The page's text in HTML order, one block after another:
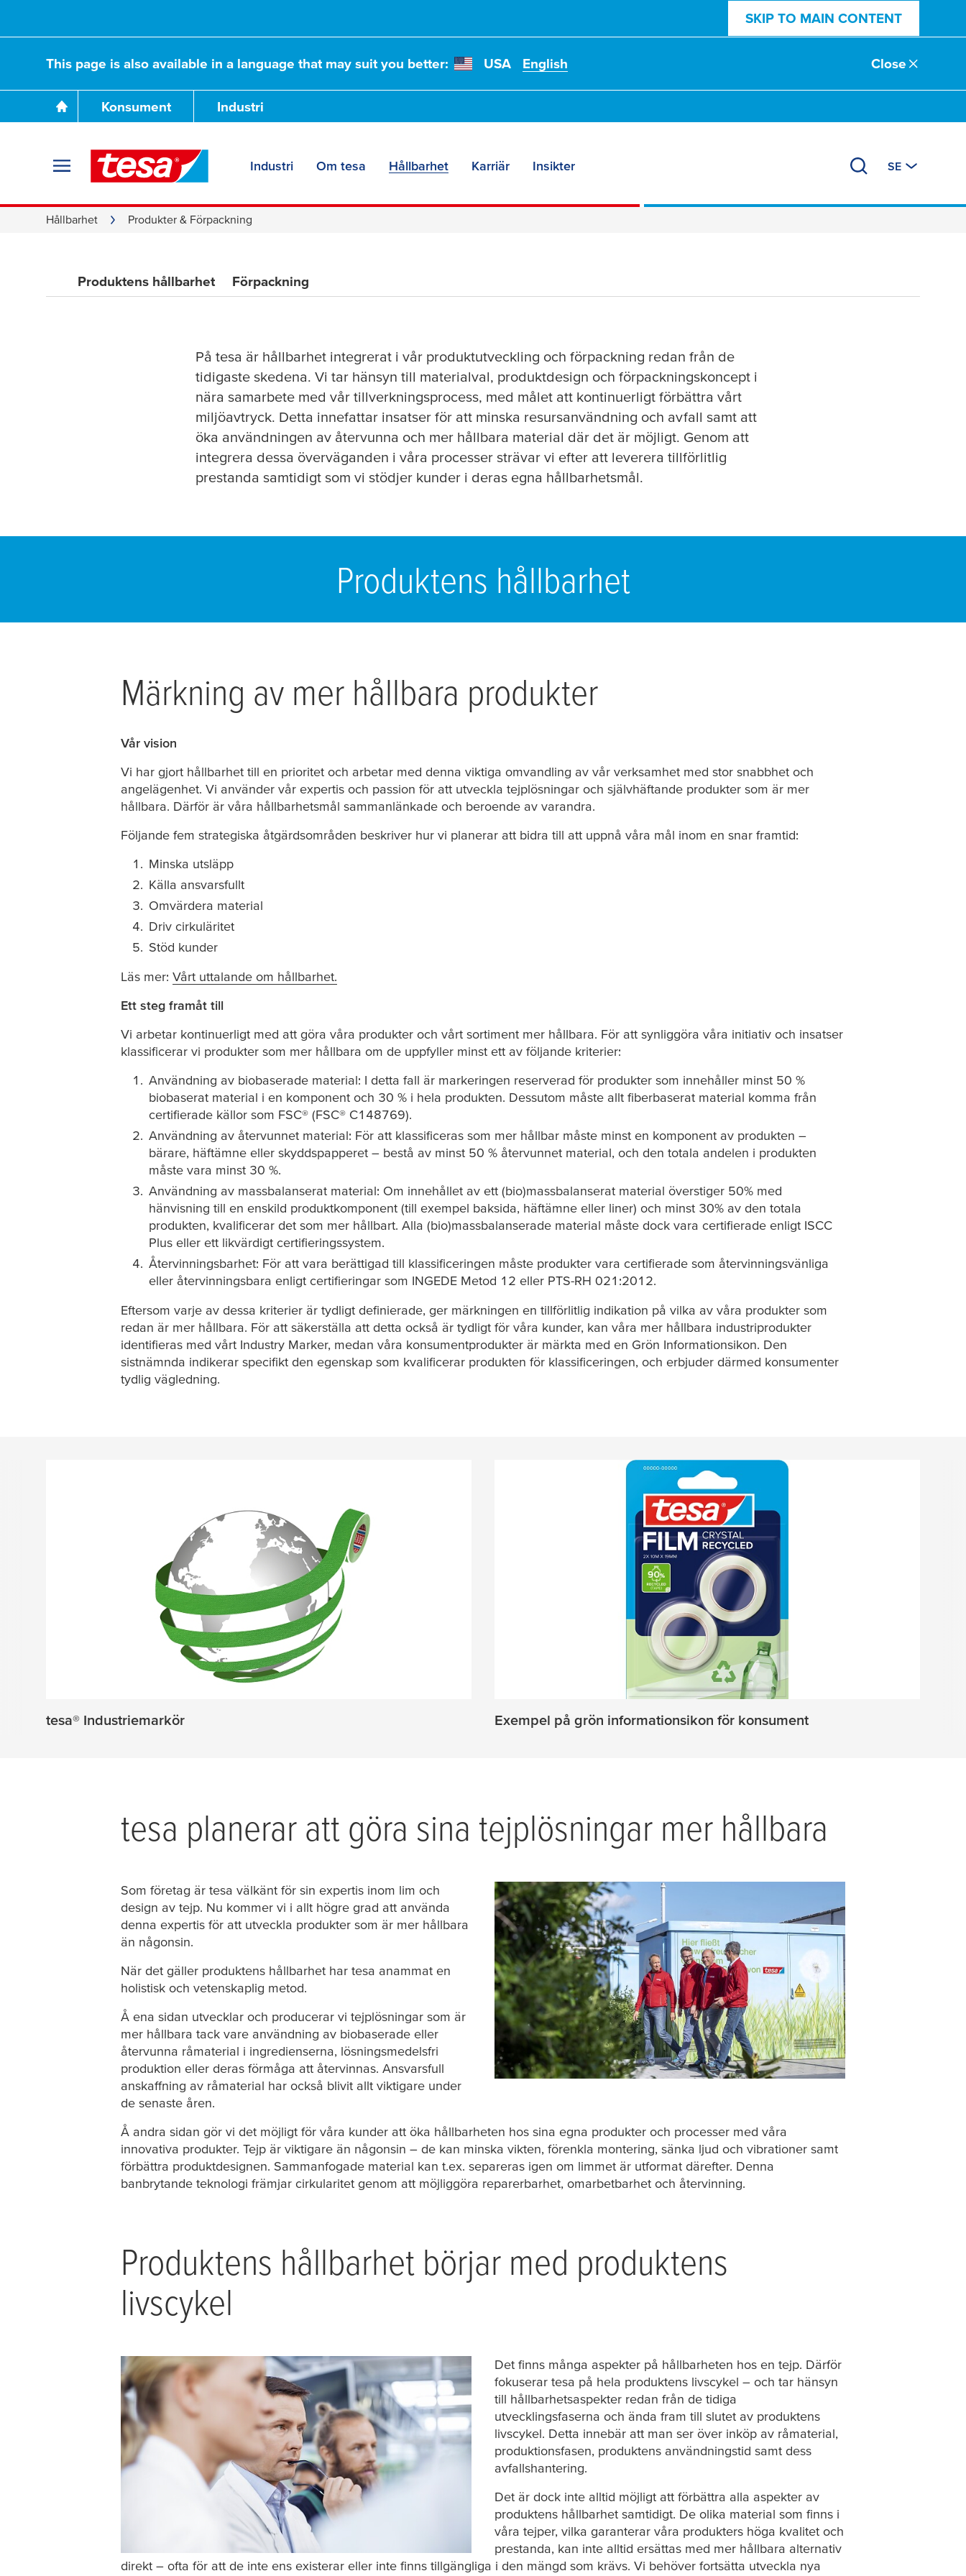
SKIP TO MAIN CONTENT
This page is also available in a language that may suit you better: USA English Close
Konsument Industri
Industri Om tesa Hållbarhet Karriär Insikter SE
Hållbarhet Produkter & Förpackning
Produkter & Förpackningar
Produktens hållbarhet Förpackning
På tesa är hållbarhet integrerat i vår produktutveckling och förpackning redan från de
tidigaste skedena. Vi tar hänsyn till materialval, produktdesign och förpackningskoncept i
nära samarbete med vår tillverkningsprocess, med målet att kontinuerligt förbättra vårt
miljöavtryck. Detta innefattar insatser för att minska resursanvändning och avfall samt att
öka användningen av återvunna och mer hållbara material där det är möjligt. Genom att
integrera dessa överväganden i våra processer strävar vi efter att leverera tillförlitlig
prestanda samtidigt som vi stödjer kunder i deras egna hållbarhetsmål.
Produktens hållbarhet
Märkning av mer hållbara produkter
Vår vision
Vi har gjort hållbarhet till en prioritet och arbetar med denna viktiga omvandling av vår verksamhet med stor snabbhet och
angelägenhet. Vi använder vår expertis och passion för att utveckla tejplösningar och självhäftande produkter som är mer
hållbara. Därför är våra hållbarhetsmål sammanlänkade och beroende av varandra.
Följande fem strategiska åtgärdsområden beskriver hur vi planerar att bidra till att uppnå våra mål inom en snar framtid:
Minska utsläpp
Källa ansvarsfullt
Omvärdera material
Driv cirkuläritet
Stöd kunder
Läs mer: Vårt uttalande om hållbarhet.​
Ett steg framåt till
Vi arbetar kontinuerligt med att göra våra produkter och vårt sortiment mer hållbara. För att synliggöra våra initiativ och insatser
klassificerar vi produkter som mer hållbara om de uppfyller minst ett av följande kriterier:
Användning av biobaserade material: I detta fall är markeringen reserverad för produkter som innehåller minst 50 %
biobaserat material i en komponent och 30 % i hela produkten. Dessutom måste allt fiberbaserat material komma från
certifierade källor som FSC® (FSC® C148769).
Användning av återvunnet material: För att klassificeras som mer hållbar måste minst en komponent av produkten –
bärare, häftämne eller skyddspapperet – bestå av minst 50 % återvunnet material, och den totala andelen i produkten
måste vara minst 30 %.
Användning av massbalanserat material: Om innehållet av ett (bio)massbalanserat material överstiger 50% med
hänvisning till en enskild produktkomponent (till exempel baksida, häftämne eller liner) och minst 30% av den totala
produkten, kvalificerar det som mer hållbart. Alla (bio)massbalanserade material måste dock vara certifierade enligt ISCC
Plus eller ett likvärdigt certifieringssystem.
Återvinningsbarhet: För att vara berättigad till klassificeringen måste produkter vara certifierade som återvinningsvänliga
eller återvinningsbara enligt certifieringar som INGEDE Metod 12 eller PTS-RH 021:2012.
Eftersom varje av dessa kriterier är tydligt definierade, ger märkningen en tillförlitlig indikation på vilka av våra produkter som
redan är mer hållbara. För att säkerställa att detta också är tydligt för våra kunder, kan våra mer hållbara industriprodukter
identifieras med vårt Industry Marker, medan våra konsumentprodukter är märkta med en Grön Informationsikon. Den
sistnämnda indikerar specifikt den egenskap som kvalificerar produkten för klassificeringen, och erbjuder därmed konsumenter
tydlig vägledning.
tesa® Industriemarkör Exempel på grön informationsikon för konsument
tesa planerar att göra sina tejplösningar mer hållbara
Som företag är tesa välkänt för sin expertis inom lim och
design av tejp. Nu kommer vi i allt högre grad att använda
denna expertis för att utveckla produkter som är mer hållbara
än någonsin.
När det gäller produktens hållbarhet har tesa anammat en
holistisk och vetenskaplig metod.
Å ena sidan utvecklar och producerar vi tejplösningar som är
mer hållbara tack vare användning av biobaserade eller
återvunna råmaterial i ingredienserna, lösningsmedelsfri
produktion eller deras förmåga att återvinnas. Ansvarsfull
anskaffning av råmaterial har också blivit allt viktigare under
de senaste åren.
Å andra sidan gör vi det möjligt för våra kunder att öka hållbarheten hos sina egna produkter och processer med våra
innovativa produkter. Tejp är viktigare än någonsin – de kan minska vikten, förenkla montering, sänka ljud och vibrationer samt
förbättra produktdesignen. Sammanfogade material kan t.ex. separeras igen om limmet är utformat därefter. Denna
banbrytande teknologi främjar cirkularitet genom att möjliggöra reparerbarhet, omarbetbarhet och återvinning.
Produktens hållbarhet börjar med produktens
livscykel
Det finns många aspekter på hållbarheten hos en tejp. Därför
fokuserar tesa på hela produktens livscykel – och tar hänsyn
till hållbarhetsaspekter redan från de tidiga
utvecklingsfaserna och ända fram till slutet av produktens
livscykel. Detta innebär att man ser över inköp av råmaterial,
produktionsfasen, produktens användningstid samt dess
avfallshantering.
Det är dock inte alltid möjligt att förbättra alla aspekter av
produktens hållbarhet samtidigt. De olika material som finns i
våra tejper, vilka garanterar våra produkters höga kvalitet och
prestanda, kan inte alltid ersättas med mer hållbara alternativ
direkt – ofta för att de inte ens existerar eller inte finns tillgängliga i den mängd som krävs. Vi behöver fortsätta utveckla nya